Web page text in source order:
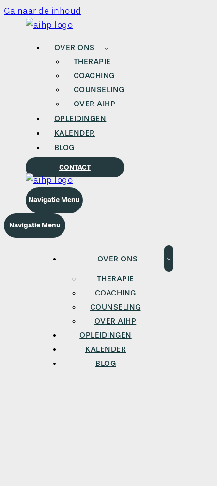
Ga naar de inhoud
OVER ONS
THERAPIE
COACHING
COUNSELING
OVER AIHP
OPLEIDINGEN
KALENDER
BLOG
CONTACT
Navigatie Menu
Navigatie Menu
OVER ONS
THERAPIE
COACHING
COUNSELING
OVER AIHP
OPLEIDINGEN
KALENDER
BLOG